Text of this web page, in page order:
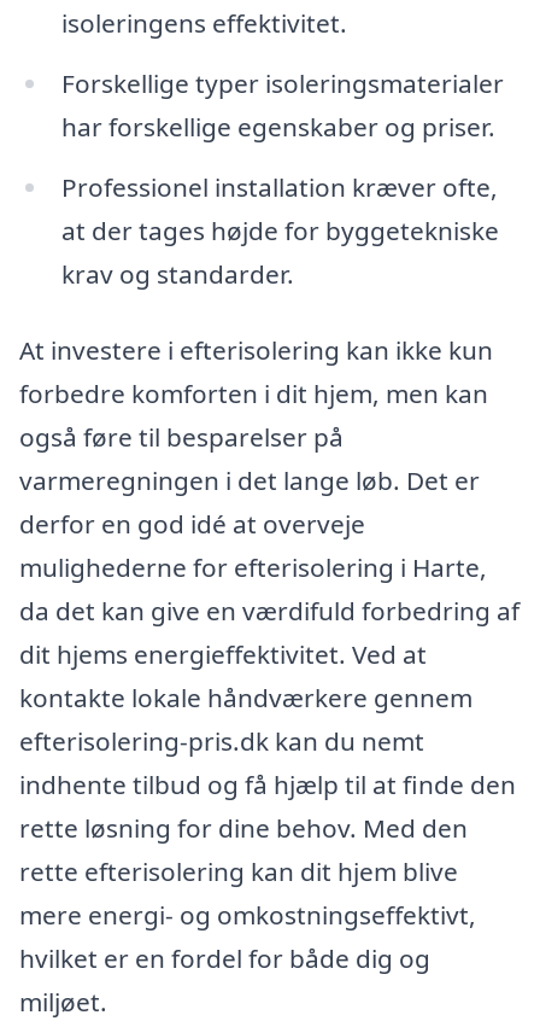
isoleringens effektivitet.
Forskellige typer isoleringsmaterialer
har forskellige egenskaber og priser.
Professionel installation kræver ofte,
at der tages højde for byggetekniske
krav og standarder.
At investere i efterisolering kan ikke kun
forbedre komforten i dit hjem, men kan
også føre til besparelser på
varmeregningen i det lange løb. Det er
derfor en god idé at overveje
mulighederne for efterisolering i Harte,
da det kan give en værdifuld forbedring af
dit hjems energieffektivitet. Ved at
kontakte lokale håndværkere gennem
efterisolering-pris.dk kan du nemt
indhente tilbud og få hjælp til at finde den
rette løsning for dine behov. Med den
rette efterisolering kan dit hjem blive
mere energi- og omkostningseffektivt,
hvilket er en fordel for både dig og
miljøet.